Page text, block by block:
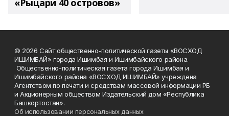
«Рыцари 40 островов»
© 2026 Сайт общественно-политической газеты «ВОСХОД
ИШИМБАЙ» города Ишимбая и Ишимбайского района.
Общественно-политическая газета города Ишимбая и
Ишимбайского района «ВОСХОД ИШИМБАЙ» учреждена
Агентством по печати и средствам массовой информации РБ
и Акционерным обществом Издательский дом «Республика
Башкортостан».
Об использовании персональных данных